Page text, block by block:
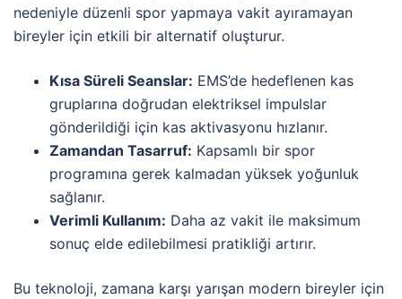
nedeniyle düzenli spor yapmaya vakit ayıramayan
bireyler için etkili bir alternatif oluşturur.
Kısa Süreli Seanslar: EMS’de hedeflenen kas
gruplarına doğrudan elektriksel impulslar
gönderildiği için kas aktivasyonu hızlanır.
Zamandan Tasarruf: Kapsamlı bir spor
programına gerek kalmadan yüksek yoğunluk
sağlanır.
Verimli Kullanım: Daha az vakit ile maksimum
sonuç elde edilebilmesi pratikliği artırır.
Bu teknoloji, zamana karşı yarışan modern bireyler için